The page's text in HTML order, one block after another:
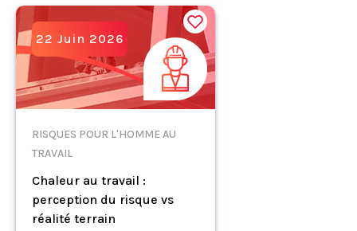
22 Juin 2026
RISQUES POUR L'HOMME AU
TRAVAIL
Chaleur au travail :
perception du risque vs
réalité terrain